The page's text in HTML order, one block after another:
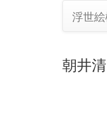
浮世
朝井